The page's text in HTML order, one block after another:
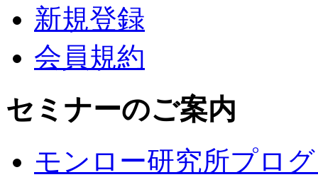
新規登録
会員規約
セミナーのご案内
モンロー研究所プロ